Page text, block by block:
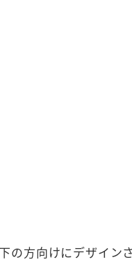
の方向けにデザイン